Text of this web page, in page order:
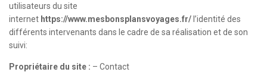
utilisateurs du site
internet https://www.mesbonsplansvoyages.fr/ l’identité des
différents intervenants dans le cadre de sa réalisation et de son
suivi:
Propriétaire du site : – Contact